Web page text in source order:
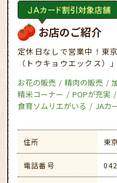
お店のご紹介
定休日なしで営業中！東
（トウキョウエックス）
お花の販売
精肉の販売
精米コーナー
POPが充実
食育ソムリエがいる
JAカ
住所 東
電話番号